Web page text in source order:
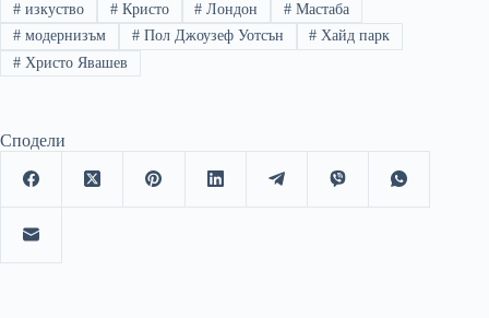
#изкуство #Кристо # Лондон # Мастаба
#модернизъм #Пол Джоузеф Уотсън # Хайд парк
#Христо Явашев
Сподели